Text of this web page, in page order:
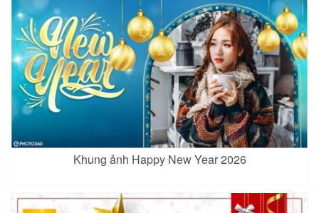
Khung ảnh Happy New Year 2026